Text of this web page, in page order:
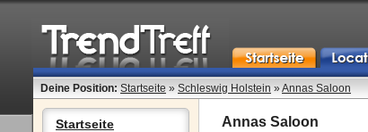
Deine Position: Startseite » Schleswig Holstein »Annas Saloon
Startseite
Annas Saloon